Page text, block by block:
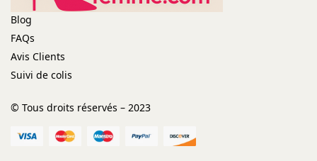
Blog
FAQs
Avis Clients
Suivi de colis
© Tous droits réservés – 2023